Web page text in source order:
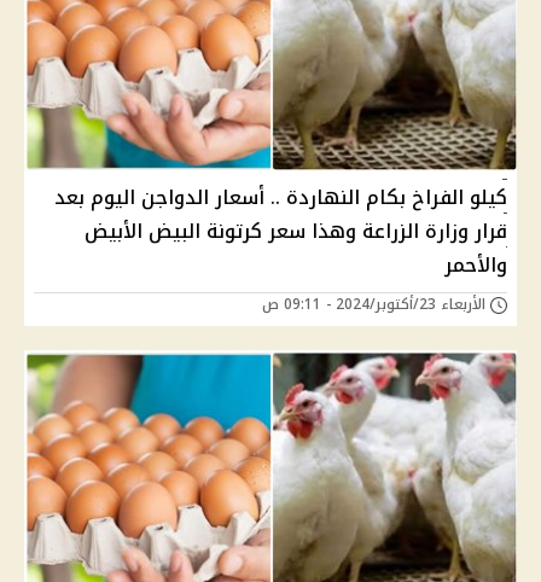
كيلو الفراخ بكام النهاردة .. أسعار الدواجن اليوم بعد
قرار وزارة الزراعة وهذا سعر كرتونة البيض الأبيض
والأحمر
الأربعاء 23/أكتوبر/2024 - 09:11 ص